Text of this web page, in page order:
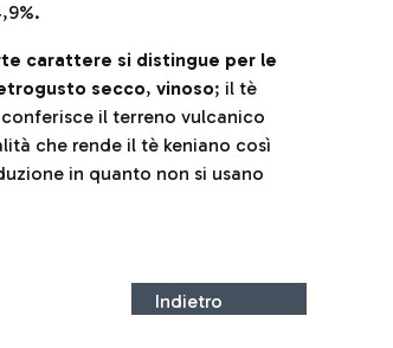
carattere si distingue per le
secco, vinoso; il tè
il terreno vulcanico
che rende il tè keniano così
in quanto non si usano
Indietro